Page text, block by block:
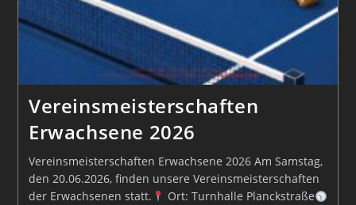
Vereinsmeisterschaften
Erwachsene 2026
Vereinsmeisterschaften Erwachsene 2026 Am Samstag,
den 20.06.2026, finden unsere Vereinsmeisterschaften
der Erwachsenen statt.
Ort: Turnhalle Planckstraße